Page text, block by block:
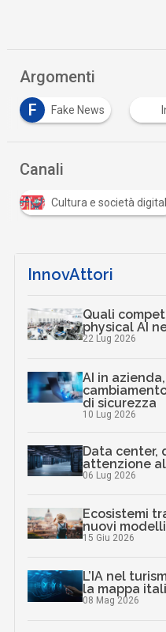
Argomenti
F
Fake News
Canali
Cultura e società
InnovAttori
Quali
physical AI
22 Lug 2026
AI in
di sicurezza
10 Lug 2026
Data center,
attenzione
06 Lug 2026
Ecosistemi
nuovi
15 Giu 2026
L’IA nel
la mappa
08 Mag 2026